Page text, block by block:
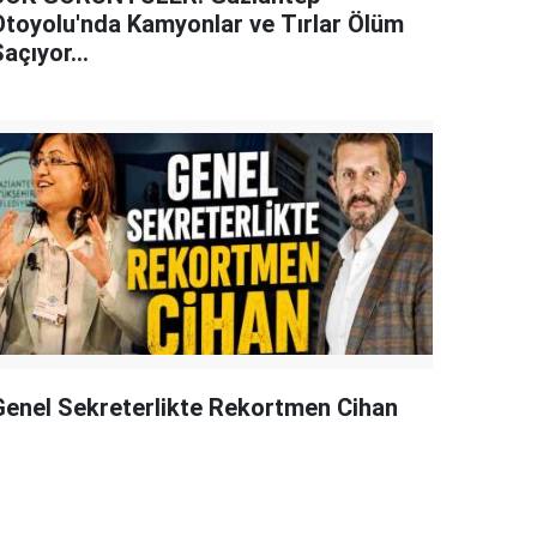
Kamyonlar ve Tırlar Ölüm
Sekreterlikte Rekortmen Cihan